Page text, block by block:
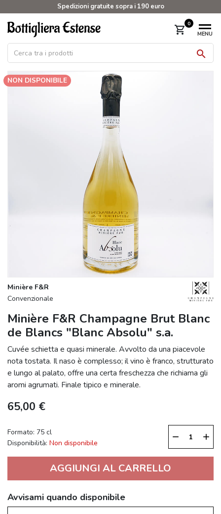
Spedizioni gratuite sopra i 190 euro
shopping_cart 0
MENU

NON DISPONIBILE
Minière F&R
Convenzionale
Minière F&R Champagne Brut Blanc
de Blancs "Blanc Absolu" s.a.
Cuvée schietta e quasi minerale. Avvolto da una piacevole
nota tostata. Il naso è complesso; il vino è franco, strutturato
e lungo al palato, offre una certa freschezza che richiama gli
aromi agrumati. Finale tipico e minerale.
65,00 €
Formato: 75 cl
Disponibilità: Non disponibile
remove add
AGGIUNGI AL CARRELLO
Avvisami quando disponibile